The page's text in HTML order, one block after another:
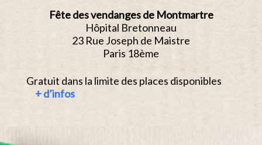
Fête des vendanges de Montmartre
Hôpital Bretonneau
23 Rue Joseph de Maistre
Paris 18ème
Gratuit dans la limite des places disponibles
+ d’infos